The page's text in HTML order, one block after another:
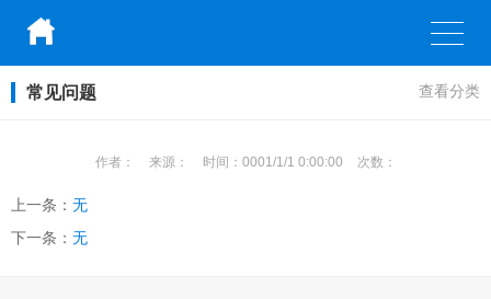
常见问题 查看分类
作者： 来源： 时间： 0001/1/1 0:00:00 次数：
上一条： 无
下一条： 无